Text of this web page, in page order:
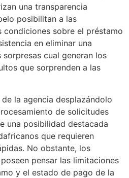
una transparencia
posibilitan a las
condiciones sobre el préstamo
en eliminar una
cual generan los
que sorprenden a las
la agencia desplazándolo
de solicitudes
una posibilidad destacada
que requieren
No obstante, los
pensar las limitaciones
y el estado de pago de la